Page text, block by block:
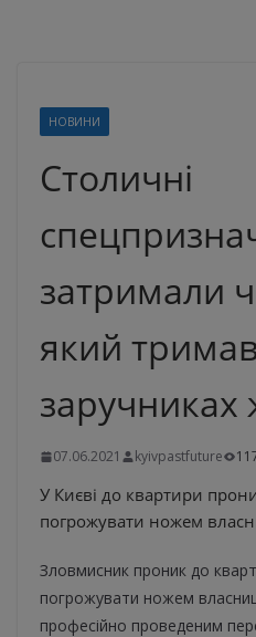
НОВИНИ
Столичні
затримали
який
заручниках
07.06.2021 kyivpastfuture
У Києві до квартири
погрожувати ножем
Зловмисник проник до
погрожувати ножем
професійно проведеним